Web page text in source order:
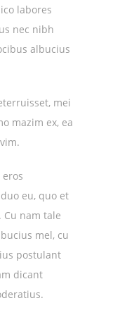
labores
nec nibh
albucius
mei
mazim ex, ea
eu, quo et
nam tale
mel, cu
postulant
dicant